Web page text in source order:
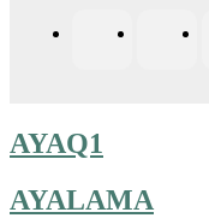
AYAQ1
AYALAMA